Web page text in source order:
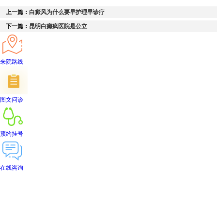
上一篇： 白癜风为什么要早护理早诊疗
下一篇： 昆明白癫疯医院是公立
来院路线
图文问诊
预约挂号
在线咨询